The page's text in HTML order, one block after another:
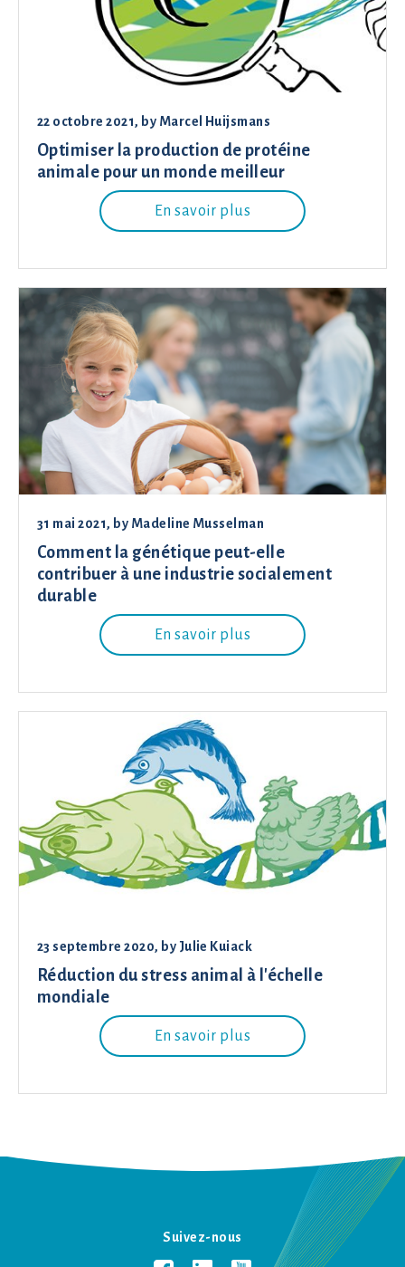
22 octobre 2021, by Marcel Huijsmans
Optimiser la production de protéine
animale pour un monde meilleur
En savoir plus
31 mai 2021, by Madeline Musselman
Comment la génétique peut-elle
contribuer à une industrie socialement
durable
En savoir plus
23 septembre 2020, by Julie Kuiack
Réduction du stress animal à l'échelle
mondiale
En savoir plus
Suivez-nous